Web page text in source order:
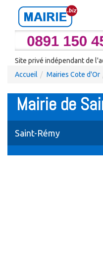
Site privé indépendant de
Accueil
Mairies Cote d'Or
Mairie de
Saint-Rémy